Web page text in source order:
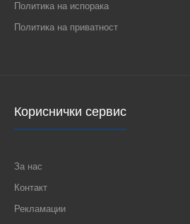
Политика на испорака
Политика на приватност
Кориснички сервис
За нас
Контакт
Рекламации